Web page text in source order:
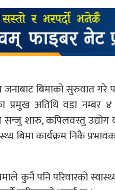
बिमाको सुरुवात गरे
प्रमुख अतिथि वडा नम्बर
सन्जु शारु, कपिलवस्तु
बिमा कार्यक्रम निकै
कुनै पनि परिवारको